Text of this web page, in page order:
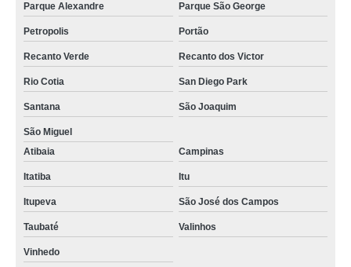
Parque Alexandre Parque São George
Petropolis Portão
Recanto Verde Recanto dos Victor
Rio Cotia San Diego Park
Santana São Joaquim
São Miguel
Atibaia
Campinas
Itatiba Itu
Itupeva São José dos Campos
Taubaté Valinhos
Vinhedo